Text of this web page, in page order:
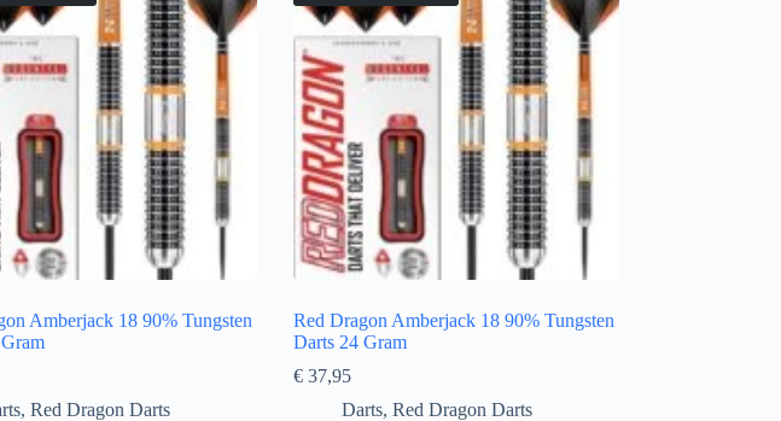
Amberjack 18 90% Tungsten
, Red Dragon Darts
Red Dragon Amberjack 18 90% Tungsten
Darts 24 Gram
€37,95
Darts, Red Dragon Darts